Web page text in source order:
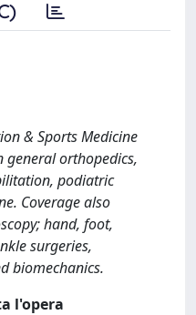
& Sports Medicine
general orthopedics,
podiatric
Coverage also
hand, foot,
surgeries,
biomechanics.
l'opera